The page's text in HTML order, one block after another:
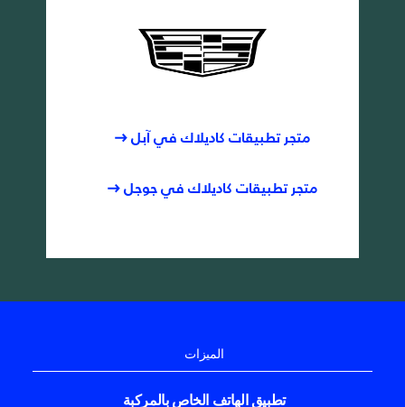
متجر تطبيقات كاديلاك في آبل
متجر تطبيقات كاديلاك في جوجل